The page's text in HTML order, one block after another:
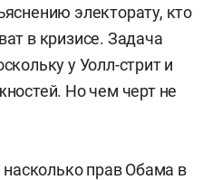
электорату, кто
в кризисе. Задача
у Уолл-стрит и
Но чем черт не
прав Обама в